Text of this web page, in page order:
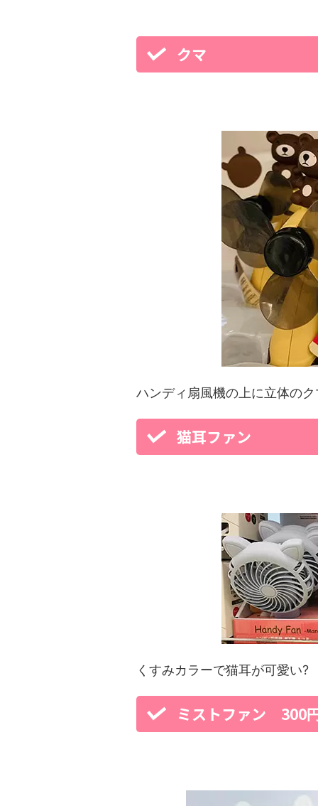
クマ
ハンディ扇風機の上に立体の
猫耳ファン
くすみカラーで猫耳が可愛い?
ミストファン 300